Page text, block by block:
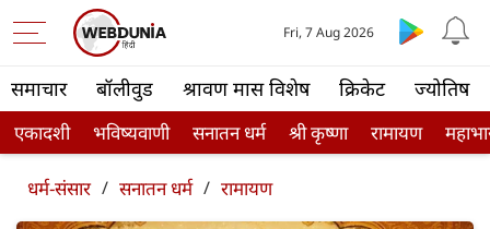
समाचार बॉलीवुड श्रावण मास विशेष क्रिकेट ज्योतिष
एकादशी भविष्यवाणी सनातन धर्म श्री कृष्णा रामायण
Fri, 7 Aug 2026
धर्म-संसार / सनातन धर्म / रामायण